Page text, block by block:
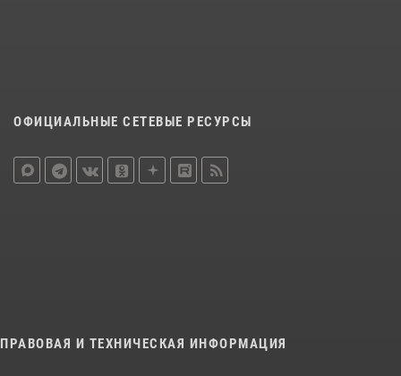
ОФИЦИАЛЬНЫЕ СЕТЕВЫЕ РЕСУРСЫ
ПРАВОВАЯ И ТЕХНИЧЕСКАЯ ИНФОРМАЦИЯ